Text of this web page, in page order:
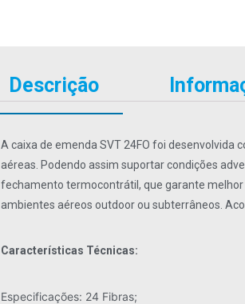
Descrição
A caixa de emenda SVT 24FO foi
aéreas. Podendo assim suportar condições
fechamento termocontrátil, que garante
ambientes aéreos outdoor ou subterrâneos.
Características Técnicas:
Especificações: 24 Fibras;